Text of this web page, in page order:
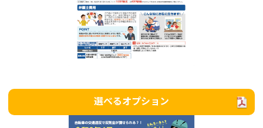
選べるオプション